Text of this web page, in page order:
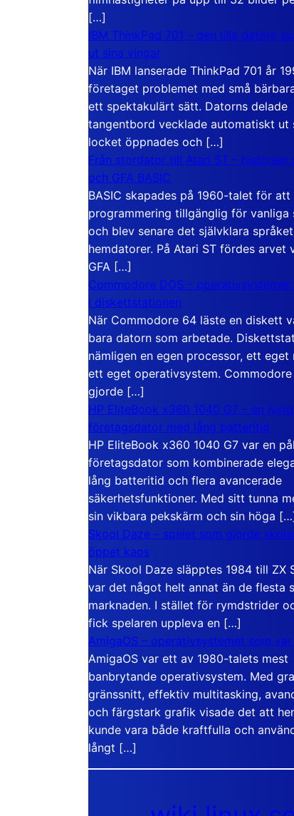
[…]
IBM ThinkPad 701 – den lilla datorn
ut sina vingar
När IBM lanserade ThinkPad 701 år
företaget problemet med små
ett spektakulärt sätt. Datorns delade
tangentbord vecklade automatiskt ut
locket öppnades och […]
Från stordator till Atari ST – historien
och GFA BASIC
BASIC skapades på 1960-talet för att
programmering tillgänglig för vanliga
och blev senare det självklara
hemdatorer. På Atari ST fördes arvet
GFA […]
Commodore DOS –
i diskettstationen
När Commodore 64 läste en diskett
bara datorn som arbetade.
nämligen en egen processor, ett eget
ett eget operativsystem. Commodore
gjorde […]
HP EliteBook x360 1040 G7 – en lyxig
företagsdator med lång batteritid
HP EliteBook x360 1040 G7 var en
företagsdator som kombinerade
lång batteritid och flera avancerade
säkerhetsfunktioner. Med sitt tunna
sin vikbara pekskärm och sin höga
Skool Daze – spelet som gjorde
öppet kaos
När Skool Daze släpptes 1984 till ZX
var det något helt annat än de flesta
marknaden. I stället för rymdstrider
fick spelaren uppleva en […]
AmigaOS – operativsystemet som
AmigaOS var ett av 1980-talets mest
banbrytande operativsystem. Med
gränssnitt, effektiv multitasking,
och färgstark grafik visade det att
kunde vara både kraftfulla och
långt […]